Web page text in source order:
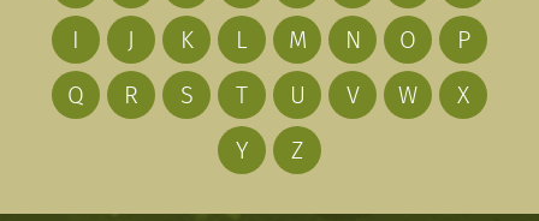
I
J K L M N O
P
Q
R S T U V W
X
Y
Z